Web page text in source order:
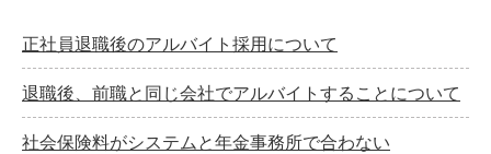
正社員退職後のアルバイト採用について
退職後、前職と同じ会社でアルバイトすることについて
社会保険料がシステムと年金事務所で合わない